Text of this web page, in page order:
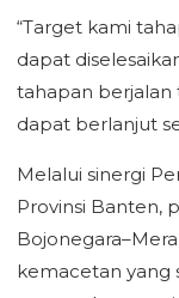
“Target kami
dapat
tahapan berjalan
dapat berlanjut
Melalui sinergi
Provinsi Banten,
kemacetan yang